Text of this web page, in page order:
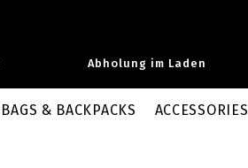
Abholung im Laden
BAGS & BACKPACKS ACCESSORIES